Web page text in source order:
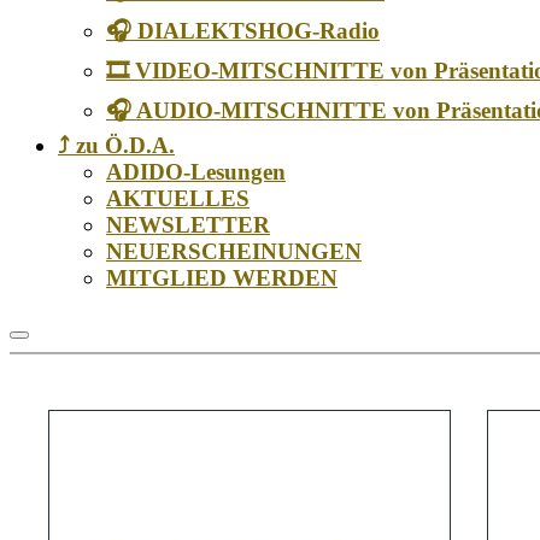
🎧 DIALEKTSHOG-Radio
🎞️ VIDEO-MITSCHNITTE von
🎧 AUDIO-MITSCHNITTE von
⤴️ zu Ö.D.A.
ADIDO-Lesungen
AKTUELLES
NEWSLETTER
NEUERSCHEINUNGEN
MITGLIED WERDEN